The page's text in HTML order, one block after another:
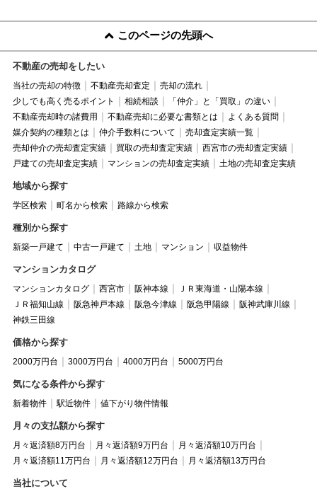
このページの先頭へ
不動産の売却をしたい
当社の売却の特徴 不動産売却査定
売却の流れ
少しでも高く売るポイント
相続相談
「仲介」と「買取」の違い
不動産売却時の諸費用
不動産売却に必要な書類とは
よくある質問
媒介契約の種類とは
仲介手数料について
売却査定実績一覧
売却仲介の売却査定実績
買取の売却査定実績
西宮市の売却査定実績
戸建ての売却査定実績
マンションの売却査定実績 土地の売却査定実績
地域から探す
学区検索 町名から検索 路線から検索
種別から探す
新築一戸建て 中古一戸建て 土地 マンション 収益物件
マンションカタログ
マンションカタログ 西宮市 阪神本線
ＪＲ東海道・山陽本線
ＪＲ福知山線
阪急神戸本線 阪急今津線 阪急甲陽線
阪神武庫川線
神鉄三田線
価格から探す
2000万円台 3000万円台 4000万円台 5000万円台
気になる条件から探す
新着物件 駅近物件 値下がり物件情報
月々の支払額から探す
月々返済額8万円台 月々返済額9万円台
月々返済額10万円台
月々返済額11万円台
月々返済額12万円台 月々返済額13万円台
当社について